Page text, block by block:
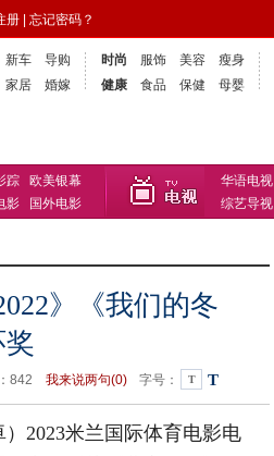
册 忘记密码？
新车
导购
家居 婚嫁
时尚 服饰 美容
瘦身
健康
食品 保健 母婴
踪
欧美银幕
影
国外电影
华语电视
综艺导视
》《我们的冬
842 我来说两句(0) 字号： T T
2023米兰国际体育电影电